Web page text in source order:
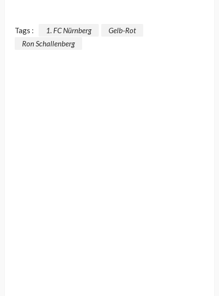
Tags : 1. FC Nürnberg
Gelb-Rot
Ron Schallenberg